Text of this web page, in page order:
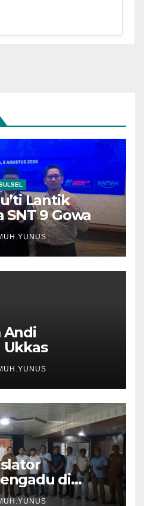
Lantik
SNT 9 Gowa
Andi
di